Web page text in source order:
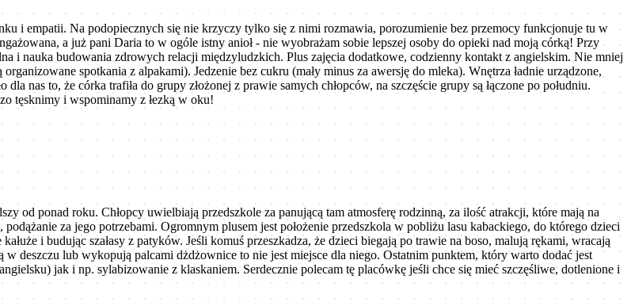
i empatii. Na podopiecznych się nie krzyczy tylko się z nimi rozmawia, porozumienie bez przemocy funkcjonuje tu w
a już pani Daria to w ogóle istny anioł - nie wyobrażam sobie lepszej osoby do opieki nad moją córką! Przy
i nauka budowania zdrowych relacji międzyludzkich. Plus zajęcia dodatkowe, codzienny kontakt z angielskim. Nie mniej
spotkania z alpakami). Jedzenie bez cukru (mały minus za awersję do mleka). Wnętrza ładnie urządzone,
nas to, że córka trafiła do grupy złożonej z prawie samych chłopców, na szczęście grupy są łączone po południu.
tęsknimy i wspominamy z łezką w oku!
od ponad roku. Chłopcy uwielbiają przedszkole za panującą tam atmosferę rodzinną, za ilość atrakcji, które mają na
za jego potrzebami. Ogromnym plusem jest położenie przedszkola w pobliżu lasu kabackiego, do którego dzieci
i budując szałasy z patyków. Jeśli komuś przeszkadza, że dzieci biegają po trawie na boso, malują rękami, wracają
deszczu lub wykopują palcami dżdżownice to nie jest miejsce dla niego. Ostatnim punktem, który warto dodać jest
jak i np. sylabizowanie z klaskaniem. Serdecznie polecam tę placówkę jeśli chce się mieć szczęśliwe, dotlenione i